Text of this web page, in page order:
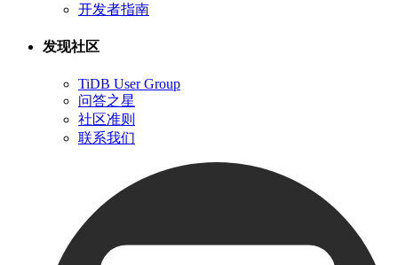
开发者指南
发现社区
TiDB User Group
问答之星
社区准则
联系我们